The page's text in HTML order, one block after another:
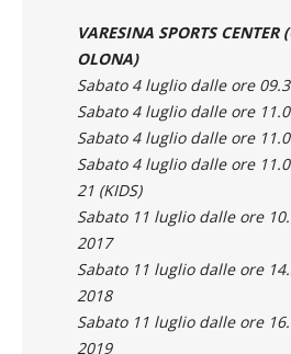
VARESINA SPORTS CENTER
OLONA)
Sabato 4 luglio dalle ore
Sabato 4 luglio dalle ore
Sabato 4 luglio dalle ore
Sabato 4 luglio dalle ore
21 (KIDS)
Sabato 11 luglio dalle ore
2017
Sabato 11 luglio dalle ore
2018
Sabato 11 luglio dalle ore
2019